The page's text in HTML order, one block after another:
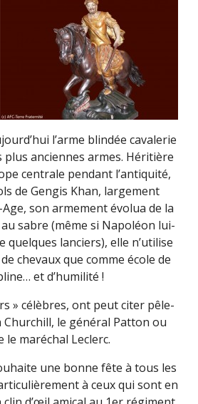
l’arme blindée cavalerie
plus anciennes armes. Héritière
centrale pendant l’antiquité,
de Gengis Khan, largement
son armement évolua de la
au sabre (même si Napoléon lui-
quelques lanciers), elle n’utilise
chevaux que comme école de
et d’humilité !
» célèbres, ont peut citer pêle-
Churchill, le général Patton ou
le maréchal Leclerc.
une bonne fête à tous les
à ceux qui sont en